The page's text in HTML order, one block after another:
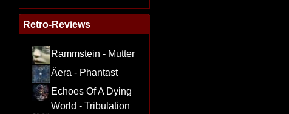
Retro-Reviews
Rammstein - Mutter
Äera - Phantast
Echoes Of A Dying
World - Tribulation